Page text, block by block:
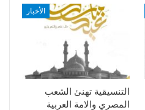
الأخبار
التنسيقية تهنئ الشعب
المصري والامة العربية